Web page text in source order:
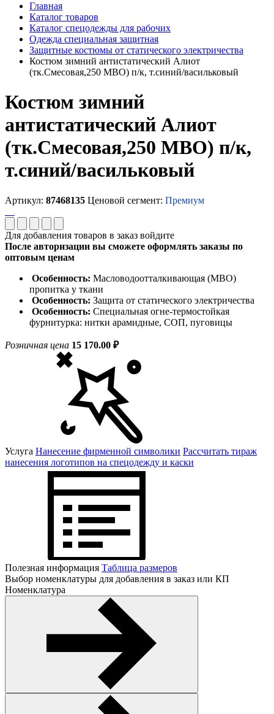
Главная
Каталог товаров
Каталог спецодежды для рабочих
Одежда специальная защитная
Защитные костюмы от статического электричества
Костюм зимний антистатический Алиот
(тк.Смесовая,250 МВО) п/к, т.синий/васильковый
Костюм зимний
антистатический Алиот
(тк.Смесовая,250 МВО) п/к,
т.синий/васильковый
Артикул: 87468135 Ценовой сегмент: Премиум
Для добавления товаров в заказ войдите
После авторизации вы сможете оформлять заказы по
оптовым ценам
Особенность: Масловодоотталкивающая (МВО)
пропитка у ткани
Особенность: Защита от статического электричества
Особенность: Специальная огне-термостойкая
фурнитурка: нитки арамидные, СОП, пуговицы
Розничная цена 15 170.00 ₽
Услуга Нанесение фирменной символики Рассчитать тираж
нанесения логотипов на спецодежду и каски
Полезная информация Таблица размеров
Выбор номенклатуры для добавления в заказ или КП
Номенклатура